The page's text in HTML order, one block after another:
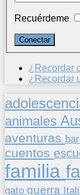
Recuérdeme
¿Recordar
¿Recordar
animales
aventuras
cuentos
familia
gato guerra